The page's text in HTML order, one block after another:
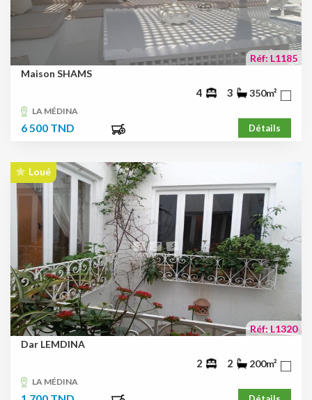
Réf: L1185
Maison SHAMS
4 3 350m²
LA MÉDINA
6 500 TND Détails
Loué
Réf: L1320
Dar LEMDINA
2 2 200m²
LA MÉDINA